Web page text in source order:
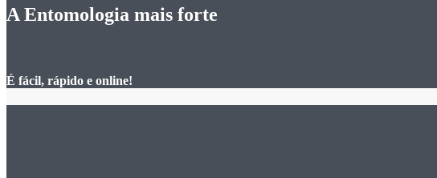
A Entomologia mais forte
É fácil, rápido e online!